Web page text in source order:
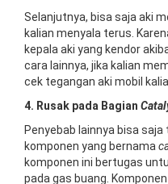
Selanjutnya, bisa saja aki
kalian menyala terus.
kepala aki yang kendor
cara lainnya, jika kalian
cek tegangan aki mobil
4. Rusak pada Bagian
Penyebab lainnya bisa
komponen yang bernama
komponen ini bertugas
pada gas buang.